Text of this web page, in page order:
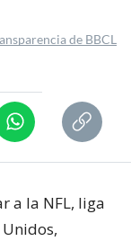
de BBCL
a la NFL, liga